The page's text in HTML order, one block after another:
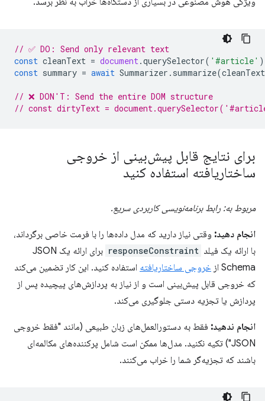
// ✅ DO: Send only relevant text
const cleanText = document.querySelector( '#article'
const summary = await Summarizer . summarize(cleanText
// ❌ DON'T: Send the entire DOM structure
// const dirtyText =
برای نتایج قابل پیش‌بینی از خروجی
ساختاریافته استفاده کنید
مربوط به: رابط برنامه‌نویسی کاربردی سریع.
انجام دهید: وقتی نیاز دارید که مدل داده‌ها را با فرمت خاصی برگرداند،
با ارائه یک فیلد responseConstraint
برای ارائه یک JSON
Schema از
خروجی ساختاریافته استفاده کنید. این کار تضمین می‌کند
که خروجی قابل پیش‌بینی است و از نیاز به پردازش‌های پیچیده پس از
پردازش یا تجزیه دستی جلوگیری می‌کند.
انجام ندهید: فقط به دستورالعمل‌های زبان طبیعی (مانند "فقط خروجی
JSON") تکیه نکنید. مدل‌ها ممکن است شامل پرکننده‌های مکالمه‌ای
باشند که تجزیه‌گر شما را خراب می‌کنند.